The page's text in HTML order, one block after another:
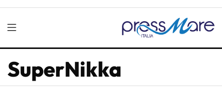
SuperNikka